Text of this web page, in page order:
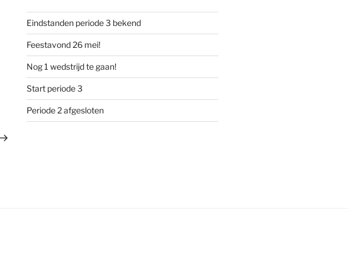
Eindstanden periode 3 bekend
Feestavond 26 mei!
Nog 1 wedstrijd te gaan!
Start periode 3
Periode 2 afgesloten